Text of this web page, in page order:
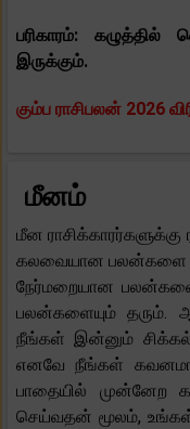
பரிகாரம்:
இருக்கும்.
கும்ப ராசிபலன் 2026
மீனம்
மீன
கலவையான பலன்களை
நேர்மறையான
பலன்களையும் தரும்.
நீங்கள் இன்னும்
எனவே நீங்கள்
பாதையில் முன்னேற
செய்வதன் மூலம்,